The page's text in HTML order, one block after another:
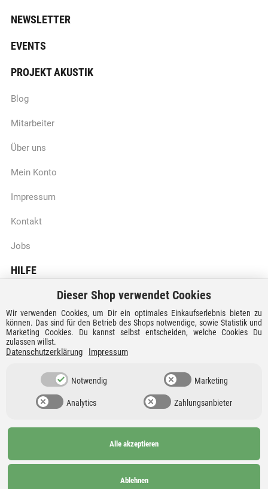
NEWSLETTER
EVENTS
PROJEKT AKUSTIK
Blog
Mitarbeiter
Über uns
Mein Konto
Impressum
Kontakt
Jobs
HILFE
Batteriegesetzhinweise
Vertrag widerrufen
Versandkosten und Lieferzeiten
Zahlungsarten
Widerrufsrecht
Datenschutz
versandkostenfrei nach
Dieser Shop verwendet Cookies
Wir verwenden Cookies, um Dir ein optimales Einkaufserlebnis bieten zu
können. Das sind für den Betrieb des Shops notwendige, sowie Statistik und
Marketing Cookies. Du kannst selbst entscheiden, welche Cookies Du
zulassen willst.
Datenschutzerklärung Impressum
Notwendig Marketing
Analytics Zahlungsanbieter
Alle akzeptieren
Ablehnen